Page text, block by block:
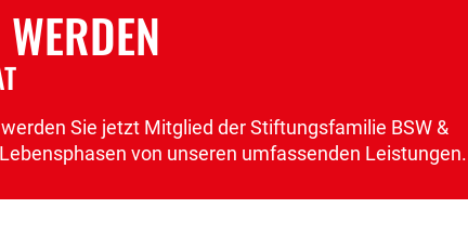
Sie jetzt Mitglied der Stiftungsfamilie BSW &
von unseren umfassenden Leistungen.